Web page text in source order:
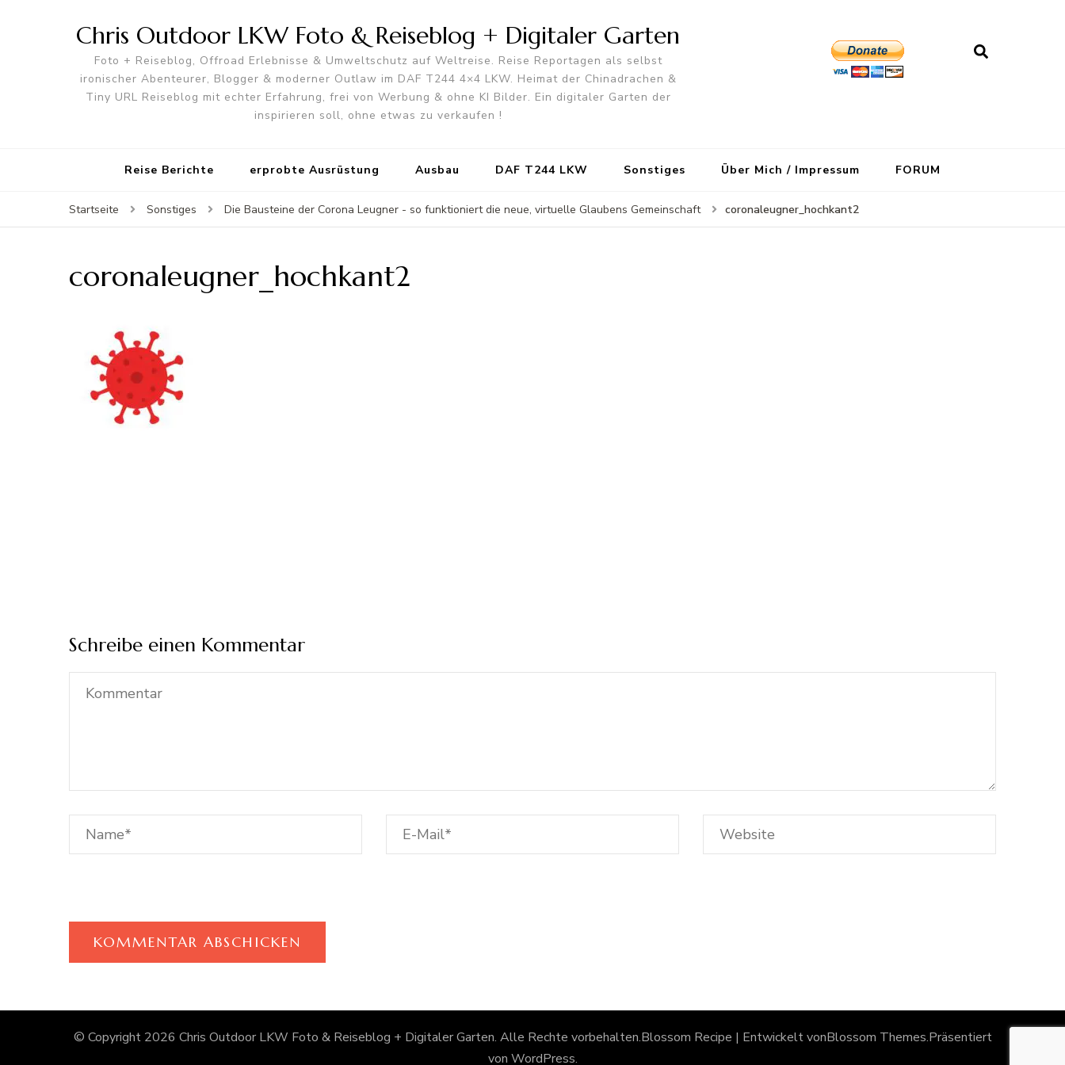
Chris Outdoor LKW Foto & Reiseblog + Digitaler Garten
Foto + Reiseblog, Offroad Erlebnisse & Umweltschutz auf Weltreise. Reise Reportagen als selbst
ironischer Abenteurer, Blogger & moderner Outlaw im DAF T244 4×4 LKW. Heimat der Chinadrachen &
Tiny URL Reiseblog mit echter Erfahrung, frei von Werbung & ohne KI Bilder. Ein digitaler Garten der
inspirieren soll, ohne etwas zu verkaufen !
Reise Berichte erprobte Ausrüstung Ausbau DAF T244 LKW Sonstiges Über Mich / Impressum FORUM
Startseite Sonstiges Die Bausteine der Corona Leugner - so funktioniert die neue, virtuelle Glaubens Gemeinschaft coronaleugner_hochkant2
coronaleugner_hochkant2
Schreibe einen Kommentar
© Copyright 2026 Chris Outdoor LKW Foto & Reiseblog + Digitaler Garten. Alle Rechte vorbehalten.Blossom Recipe | Entwickelt vonBlossom Themes.Präsentiert
von WordPress.